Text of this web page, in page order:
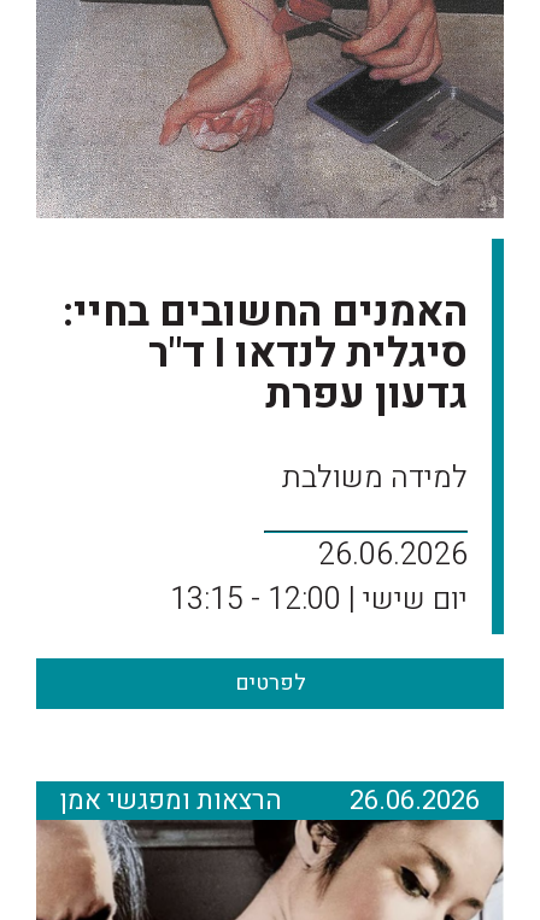
האמנים החשובים בחיי:
סיגלית לנדאו I ד"ר
גדעון עפרת
למידה משולבת
26.06.2026
יום שישי | 12:00 - 13:15
לפרטים
26.06.2026 הרצאות ומפגשי אמן